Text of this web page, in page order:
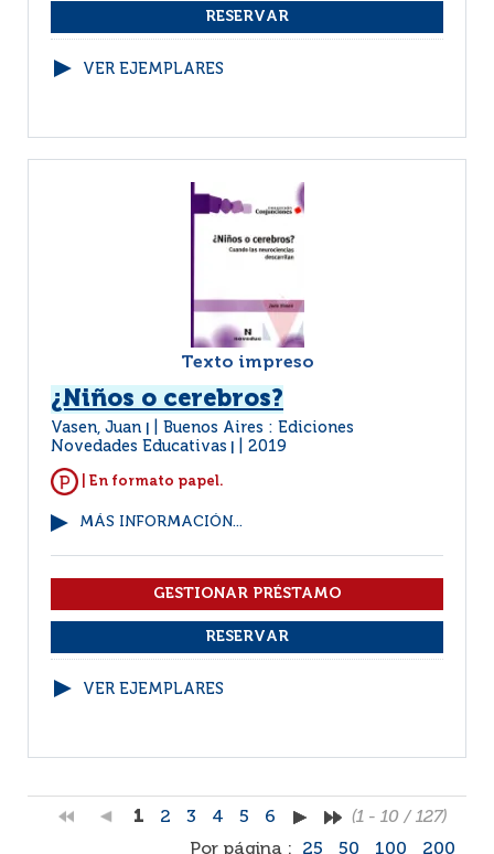
VER EJEMPLARES
Texto impreso
¿Niños o cerebros?
Vasen, Juan
Buenos Aires : Ediciones
Novedades Educativas
2019
| En formato papel.
MÁS INFORMACIÓN...
VER EJEMPLARES
1 2 3 4 5 6
(1 - 10 / 127)
Por página :
25 50 100 200